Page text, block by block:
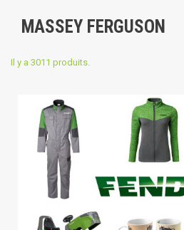
MASSEY FERGUSON
Il y a 3011 produits.